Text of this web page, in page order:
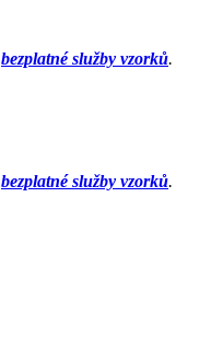
bezplatné služby vzorků.
bezplatné služby vzorků.